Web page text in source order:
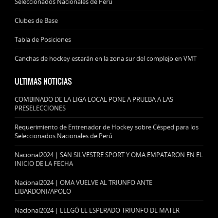
Clubes de Base
Tabla de Posiciones
Canchas de hockey estarán en la zona sur del complejo en VMT
ULTIMAS NOTICIAS
COMBINADO DE LA LIGA LOCAL PONE A PRUEBA A LAS
PRESELECCIONES
Requerimiento de Entrenador de Hockey sobre Césped para los
Seleccionados Nacionales de Perú
Nacional2024 | SAN SILVESTRE SPORT Y OMA EMPATARON EN EL
INICIO DE LA FECHA
Nacional2024 | OMA VUELVE AL TRIUNFO ANTE
LIBARDONI/APOLO
Nacional2024 | LLEGÓ EL ESPERADO TRIUNFO DE MATER